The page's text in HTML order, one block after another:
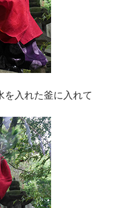
を入れた釜に入れて